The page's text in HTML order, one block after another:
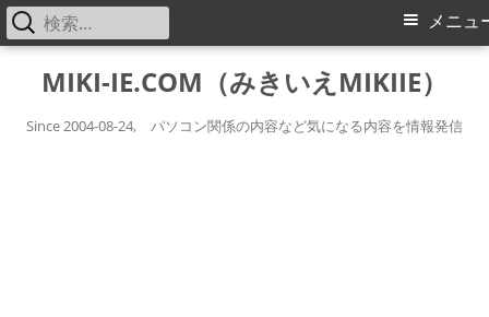
MIKI-IE.COM（みきいえMIKIIE）
Since 2004-08-24, パソコン関係の内容など気になる内容を情報発信
メ
メニュ
検
索: